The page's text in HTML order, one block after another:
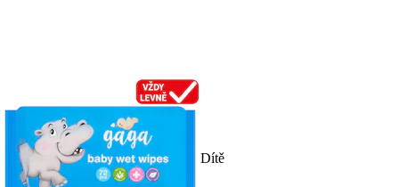
Dítě